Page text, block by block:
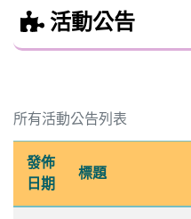
活動公告
所有活動公告列表
發佈
日期
標題